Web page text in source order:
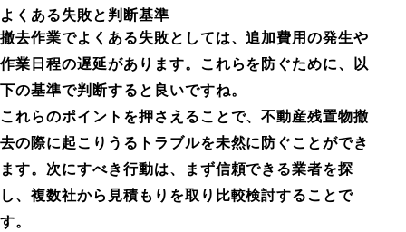
よくある失敗と判断基準
撤去作業でよくある失敗としては、追加費用の発生や
作業日程の遅延があります。これらを防ぐために、以
下の基準で判断すると良いですね。
これらのポイントを押さえることで、不動産残置物撤
去の際に起こりうるトラブルを未然に防ぐことができ
ます。次にすべき行動は、まず信頼できる業者を探
し、複数社から見積もりを取り比較検討することで
す。